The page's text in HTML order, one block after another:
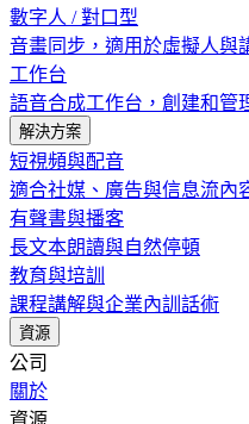
數字人 / 對口型
音畫同步，適用於虛擬人與
工作台
語音合成工作台，創建和管
解決方案
短視頻與配音
適合社媒、廣告與信息流內
有聲書與播客
長文本朗讀與自然停頓
教育與培訓
課程講解與企業內訓話術
資源
公司
關於
資源